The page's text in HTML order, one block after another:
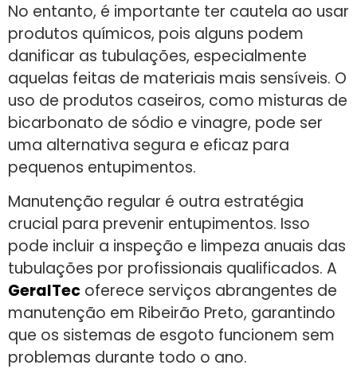
No entanto, é importante ter cautela ao usar
produtos químicos, pois alguns podem
danificar as tubulações, especialmente
aquelas feitas de materiais mais sensíveis. O
uso de produtos caseiros, como misturas de
bicarbonato de sódio e vinagre, pode ser
uma alternativa segura e eficaz para
pequenos entupimentos.
Manutenção regular é outra estratégia
crucial para prevenir entupimentos. Isso
pode incluir a inspeção e limpeza anuais das
tubulações por profissionais qualificados. A
GeralTec oferece serviços abrangentes de
manutenção em Ribeirão Preto, garantindo
que os sistemas de esgoto funcionem sem
problemas durante todo o ano.